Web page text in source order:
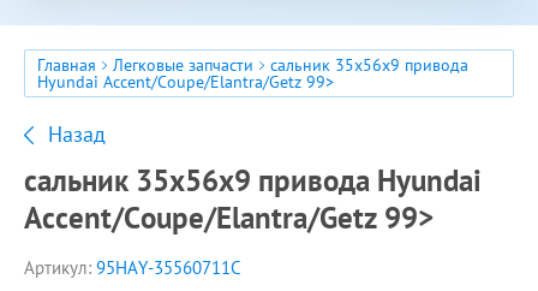
Главная Легковые запчасти сальник 35x56x9 привода
Hyundai Accent/Coupe/Elantra/Getz 99>
Назад
сальник 35x56x9 привода Hyundai
Accent/Coupe/Elantra/Getz 99>
Артикул: 95HAY-35560711C